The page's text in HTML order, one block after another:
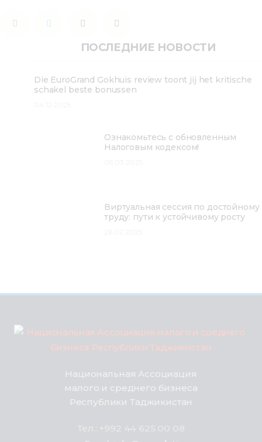
ПОСЛЕДНИЕ НОВОСТИ
Die EuroGrand Gokhuis review toont jij het kritische
schakel beste bonussen
Ознакомьтесь с обновленным
Налоговым кодексом!
Виртуальная сессия по достойному
труду: пути к устойчивому росту
Национальная Ассоциация
малого и среднего бизнеса
Республики Таджикистан